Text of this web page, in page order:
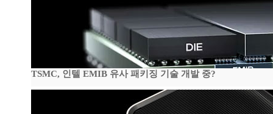
TSMC, 인텔 EMIB 유사 패키징 기술 개발 중?